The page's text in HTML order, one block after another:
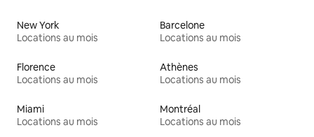
New York
Locations au mois
Barcelone
Locations au mois
Florence
Locations au mois
Athènes
Locations au mois
Miami
Locations au mois
Montréal
Locations au mois